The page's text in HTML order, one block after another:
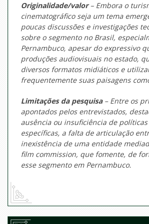
Originalidade/valor– Embora o
cinematográfico seja um tema
poucas discussões e investigações
sobre o segmento no Brasil,
Pernambuco, apesar do expressivo
produções audiovisuais no estado,
diversos formatos midiáticos e
frequentemente suas paisagens
Limitações da pesquisa– Entre os
apontados pelos entrevistados,
ausência ou insuficiência de
específicas, a falta de articulação
inexistência de uma entidade
film commission, que fomente, de
esse segmento em Pernambuco.